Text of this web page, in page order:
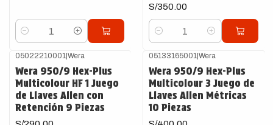
Cantidad
S/350.00
Cantidad
05022210001 |Wera
Wera 950/9 Hex-Plus
Multicolour HF 1 Juego
de Llaves Allen con
Retención 9 Piezas
05133165001 |Wera
Wera 950/9 Hex-Plus
Multicolour 3 Juego de
Llaves Allen Métricas
10 Piezas